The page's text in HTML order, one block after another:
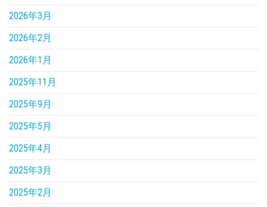
2026年3月
2026年2月
2026年1月
2025年11月
2025年9月
2025年5月
2025年4月
2025年3月
2025年2月